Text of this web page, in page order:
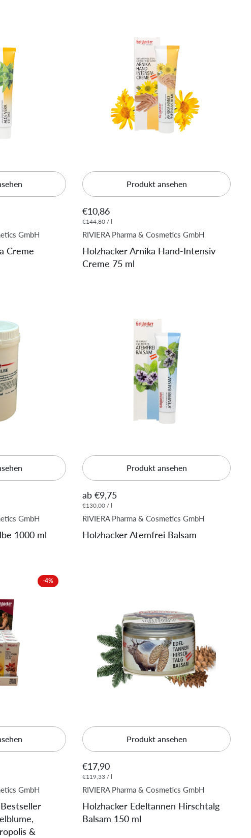
GmbH
Creme
Produkt ansehen
€10,86
€144,80 / l
RIVIERA Pharma & Cosmetics GmbH
Holzhacker Arnika Hand-Intensiv
Creme 75 ml
GmbH
1000 ml
Produkt ansehen
ab €9,75
€130,00 / l
RIVIERA Pharma & Cosmetics GmbH
Holzhacker Atemfrei Balsam
GmbH
&
-4%
Produkt ansehen
€17,90
€119,33 / l
RIVIERA Pharma & Cosmetics GmbH
Holzhacker Edeltannen Hirschtalg
Balsam 150 ml